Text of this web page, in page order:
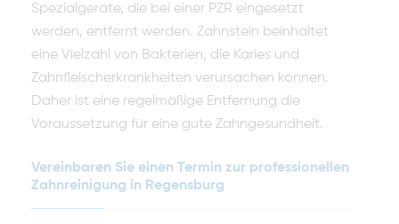
Spezialgeräte, die bei einer PZR eingesetzt
werden, entfernt werden. Zahnstein beinhaltet
eine Vielzahl von Bakterien, die Karies und
Zahnfleischerkrankheiten verursachen können.
Daher ist eine regelmäßige Entfernung die
Voraussetzung für eine gute Zahngesundheit.
Vereinbaren Sie einen Termin zur professionellen
Zahnreinigung in Regensburg